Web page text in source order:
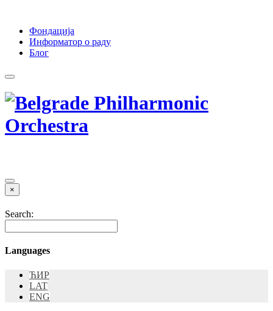
Фондација
Информатор о раду
Блог
×
Search:
Languages
ЋИР
LAT
ENG